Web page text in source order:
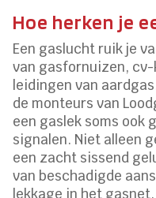
Hoe herken je
Een gaslucht ruik je
van gasfornuizen,
leidingen van
de monteurs van
een gaslek soms ook
signalen. Niet alleen
een zacht sissend
van beschadigde
lekkage in het gasnet.